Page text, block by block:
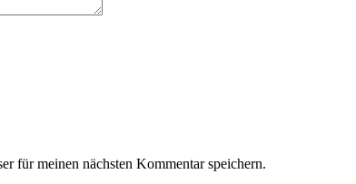
für meinen nächsten Kommentar speichern.